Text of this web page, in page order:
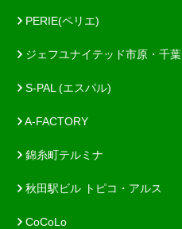
PERIE(ペリエ)
ジェフユナイテッド市原・千葉
S-PAL (エスパル)
A-FACTORY
錦糸町テルミナ
秋田駅ビル トピコ・アルス
CoCoLo